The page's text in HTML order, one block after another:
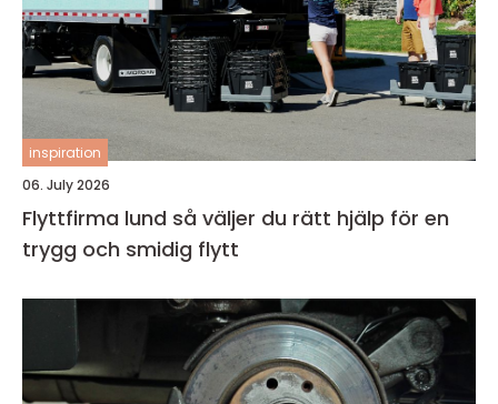
inspiration
06. July 2026
Flyttfirma lund så väljer du rätt hjälp för en
trygg och smidig flytt